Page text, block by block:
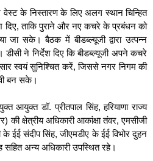
वेस्ट के निस्तारण के लिए अलग स्थान चिन्हित
दिए, ताकि पुराने और नए कचरे के प्रबंधन को
सके। बैठक में बीडब्ल्यूजी द्वारा उत्पन्न
ने निर्देश दिए कि बीडब्ल्यूजी अपने कचरे
स्वयं सुनिश्चित करें, जिससे नगर निगम की
बन सके।
आयुक्त डॉ. प्रीतपाल सिंह, हरियाणा राज्य
की क्षेत्रीय अधिकारी आकांक्षा तंवर, एमसीजी
ईई संदीप सिंह, जीएमडीए के ईई विभोर दुहन
अन्य अधिकारी उपस्थित रहे।